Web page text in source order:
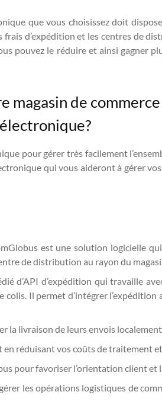
que vous choisissez doit
d’expédition et les centres de
pouvez le réduire et ainsi gagner
de
pour gérer très facilement
qui vous aideront à gérer
est une solution logicielle
de distribution au rayon du
d’API d’expédition qui travaille
Il permet d’intégrer
la livraison de leurs envois
réduisant vos coûts de traitement
pour favoriser l’orientation client et
les opérations logistiques de